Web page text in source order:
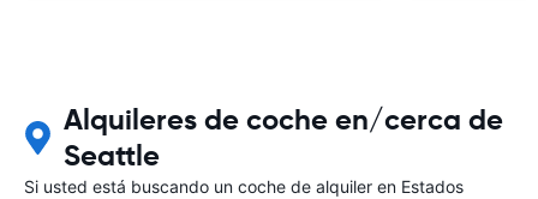
Alquileres de coche en/cerca de
Seattle
Si usted está buscando un coche de alquiler en Estados